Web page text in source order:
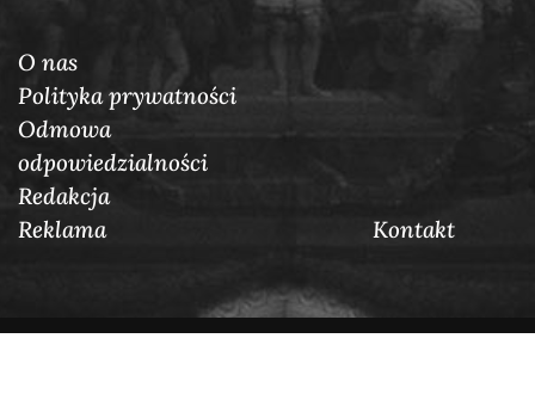
O nas
Polityka prywatności
Odmowa
odpowiedzialności
Redakcja
Reklama
Кontakt